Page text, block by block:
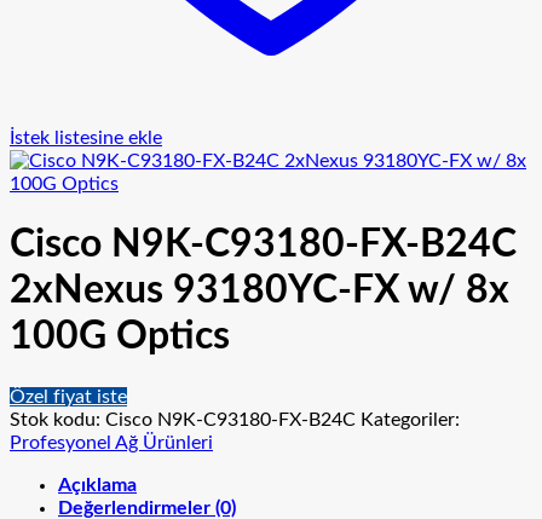
İstek listesine ekle
Cisco N9K-C93180-FX-B24C
2xNexus 93180YC-FX w/ 8x
100G Optics
Özel fiyat iste
Stok kodu: Cisco N9K-C93180-FX-B24C Kategoriler:
Profesyonel Ağ Ürünleri
Açıklama
Değerlendirmeler (0)